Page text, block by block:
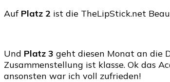
Auf Platz 2 ist die TheLipStick.net
Und Platz 3 geht diesen Monat an die
Zusammenstellung ist klasse. Ok das
ansonsten war ich voll zufrieden!